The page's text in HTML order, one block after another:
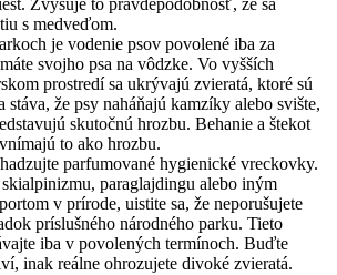
Zvyšuje to pravdepodobnosť, že sa
s medveďom.
je vodenie psov povolené iba za
svojho psa na vôdzke. Vo vyšších
prostredí sa ukrývajú zvieratá, ktoré sú
stáva, že psy naháňajú kamzíky alebo svište,
skutočnú hrozbu. Behanie a štekot
to ako hrozbu.
parfumované hygienické vreckovky.
paraglajdingu alebo iným
v prírode, uistite sa, že neporušujete
príslušného národného parku. Tieto
iba v povolených termínoch. Buďte
inak reálne ohrozujete divoké zvieratá.